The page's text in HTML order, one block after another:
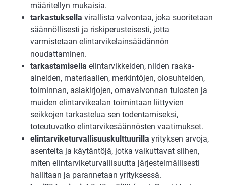
määritellyn mukaisia.
tarkastuksella virallista valvontaa, joka suoritetaan
säännöllisesti ja riskiperusteisesti, jotta
varmistetaan elintarvikelainsäädännön
noudattaminen.
tarkastamisella elintarvikkeiden, niiden raaka-
aineiden, materiaalien, merkintöjen, olosuhteiden,
toiminnan, asiakirjojen, omavalvonnan tulosten ja
muiden elintarvikealan toimintaan liittyvien
seikkojen tarkastelua sen todentamiseksi,
toteutuvatko elintarvikesäännösten vaatimukset.
elintarviketurvallisuuskulttuurilla yrityksen arvoja,
asenteita ja käytäntöjä, jotka vaikuttavat siihen,
miten elintarviketurvallisuutta järjestelmällisesti
hallitaan ja parannetaan yrityksessä.